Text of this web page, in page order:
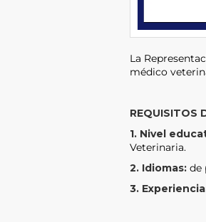
La
médico
REQUISITOS
1. Nivel
Veterinaria.
2. Idiomas: de
3.